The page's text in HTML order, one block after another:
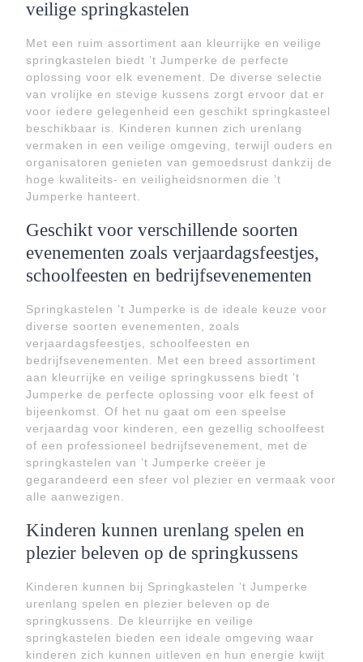
veilige springkastelen
Met een ruim assortiment aan kleurrijke en veilige
springkastelen biedt ’t Jumperke de perfecte
oplossing voor elk evenement. De diverse selectie
van vrolijke en stevige kussens zorgt ervoor dat er
voor iedere gelegenheid een geschikt springkasteel
beschikbaar is. Kinderen kunnen zich urenlang
vermaken in een veilige omgeving, terwijl ouders en
organisatoren genieten van gemoedsrust dankzij de
hoge kwaliteits- en veiligheidsnormen die ’t
Jumperke hanteert.
Geschikt voor verschillende soorten
evenementen zoals verjaardagsfeestjes,
schoolfeesten en bedrijfsevenementen
Springkastelen ’t Jumperke is de ideale keuze voor
diverse soorten evenementen, zoals
verjaardagsfeestjes, schoolfeesten en
bedrijfsevenementen. Met een breed assortiment
aan kleurrijke en veilige springkussens biedt ’t
Jumperke de perfecte oplossing voor elk feest of
bijeenkomst. Of het nu gaat om een speelse
verjaardag voor kinderen, een gezellig schoolfeest
of een professioneel bedrijfsevenement, met de
springkastelen van ’t Jumperke creëer je
gegarandeerd een sfeer vol plezier en vermaak voor
alle aanwezigen.
Kinderen kunnen urenlang spelen en
plezier beleven op de springkussens
Kinderen kunnen bij Springkastelen ’t Jumperke
urenlang spelen en plezier beleven op de
springkussens. De kleurrijke en veilige
springkastelen bieden een ideale omgeving waar
kinderen zich kunnen uitleven en hun energie kwijt